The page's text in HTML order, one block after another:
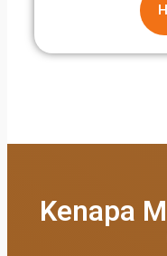
Kenapa